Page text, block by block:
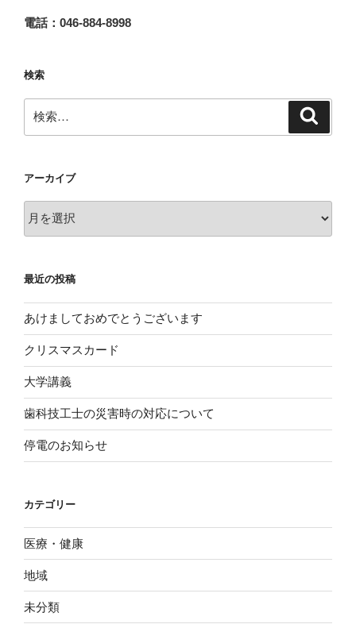
電話：046-884-8998
検索
索:
アーカイブ
ア
ブ
最近の投稿
あけましておめでとうございます
クリスマスカード
大学講義
歯科技工士の災害時の対応について
停電のお知らせ
カテゴリー
医療・健康
地域
未分類